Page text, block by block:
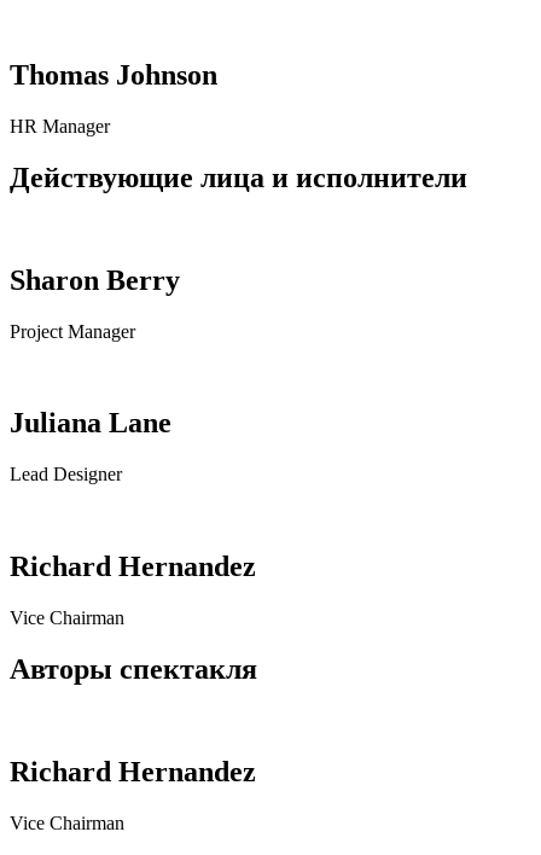
Thomas Johnson
HR Manager
Действующие лица и исполнители
Sharon Berry
Project Manager
Juliana Lane
Lead Designer
Richard Hernandez
Vice Chairman
Авторы спектакля
Richard Hernandez
Vice Chairman